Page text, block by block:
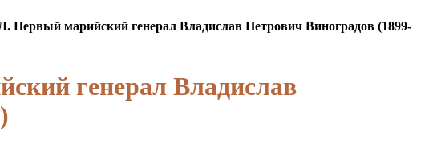
марийский генерал Владислав Петрович Виноградов (1899-
генерал Владислав